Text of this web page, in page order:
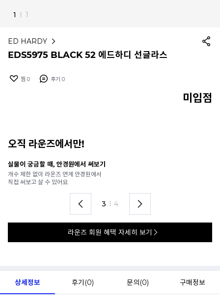
1 I 1
ED HARDY
EDS5975 BLACK 52 에드하디 선글라스
찜 0 후기 0
미입점
오직 라운즈에서만!
실물이 궁금할 때, 안경원에서 써보기
개수 제한 없이 라운즈 연계 안경원에서
직접 써보고 살 수 있어요.
3 I 4
라운즈 회원 혜택 자세히 보기
상세정보 후기(0) 문의(0) 구매정보